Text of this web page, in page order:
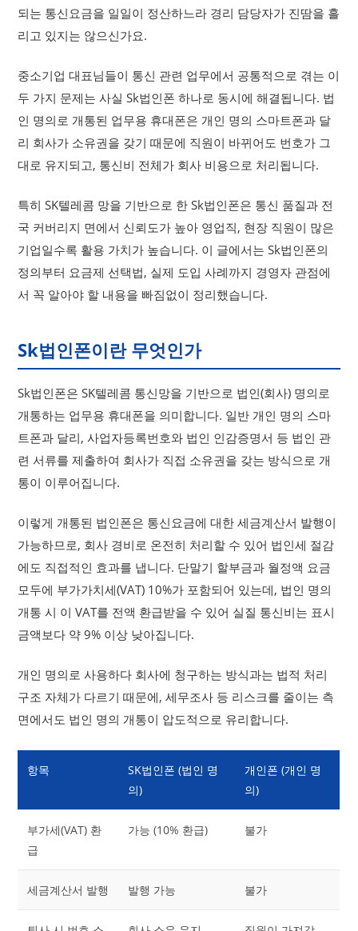
되는 통신요금을 일일이 정산하느라 경리 담당자가 진땀을 흘
리고 있지는 않으신가요.
중소기업 대표님들이 통신 관련 업무에서 공통적으로 겪는 이
두 가지 문제는 사실 Sk법인폰 하나로 동시에 해결됩니다. 법
인 명의로 개통된 업무용 휴대폰은 개인 명의 스마트폰과 달
리 회사가 소유권을 갖기 때문에 직원이 바뀌어도 번호가 그
대로 유지되고, 통신비 전체가 회사 비용으로 처리됩니다.
특히 SK텔레콤 망을 기반으로 한 Sk법인폰은 통신 품질과 전
국 커버리지 면에서 신뢰도가 높아 영업직, 현장 직원이 많은
기업일수록 활용 가치가 높습니다. 이 글에서는 Sk법인폰의
정의부터 요금제 선택법, 실제 도입 사례까지 경영자 관점에
서 꼭 알아야 할 내용을 빠짐없이 정리했습니다.
Sk법인폰이란 무엇인가
Sk법인폰은 SK텔레콤 통신망을 기반으로 법인(회사) 명의로
개통하는 업무용 휴대폰을 의미합니다. 일반 개인 명의 스마
트폰과 달리, 사업자등록번호와 법인 인감증명서 등 법인 관
련 서류를 제출하여 회사가 직접 소유권을 갖는 방식으로 개
통이 이루어집니다.
이렇게 개통된 법인폰은 통신요금에 대한 세금계산서 발행이
가능하므로, 회사 경비로 온전히 처리할 수 있어 법인세 절감
에도 직접적인 효과를 냅니다. 단말기 할부금과 월정액 요금
모두에 부가가치세(VAT) 10%가 포함되어 있는데, 법인 명의
개통 시 이 VAT를 전액 환급받을 수 있어 실질 통신비는 표시
금액보다 약 9% 이상 낮아집니다.
개인 명의로 사용하다 회사에 청구하는 방식과는 법적 처리
구조 자체가 다르기 때문에, 세무조사 등 리스크를 줄이는 측
면에서도 법인 명의 개통이 압도적으로 유리합니다.
항목
SK법인폰 (법인 명
의)
개인폰 (개인 명
의)
부가세(VAT) 환
급
가능 (10% 환급) 불가
세금계산서 발행 발행 가능 불가